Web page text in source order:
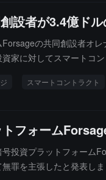
設者が3.4億ド
の共同創設者オ
家に対してスマートコ
の投資者の80%以上
スマートコントラクト
フォーム
投資プラットフォーム
罪を主張したと発表し